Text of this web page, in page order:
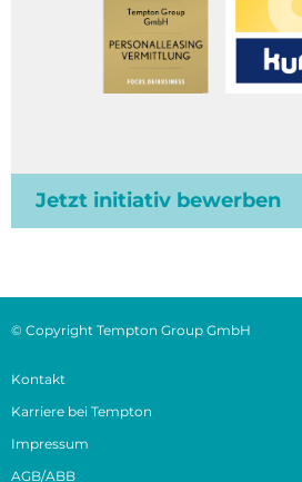
Jetzt initiativ bewerben
© Copyright Tempton Group GmbH
Kontakt
Karriere bei Tempton
Impressum
AGB/ABB